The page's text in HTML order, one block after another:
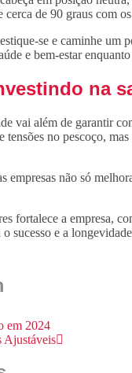
de 90 graus com
se e caminhe um
e bem-estar
na
vai além de garantir
tensões no pescoço,
não só
fortalece a empresa,
sucesso e a
em 2024
Ajustáveis